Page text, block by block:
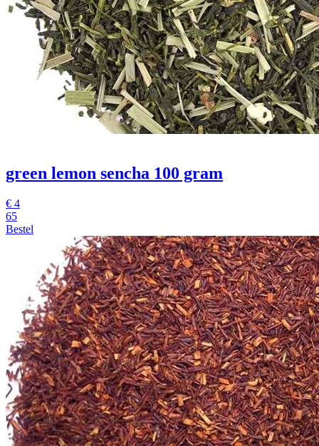
green lemon sencha 100 gram
€ 4
65
Bestel